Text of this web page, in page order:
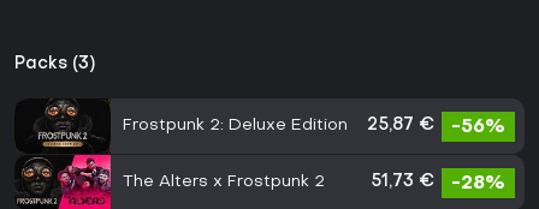
Packs (3)
Frostpunk 2: Deluxe Edition 25,87 € -56%
The Alters x Frostpunk 2 51,73 € -28%